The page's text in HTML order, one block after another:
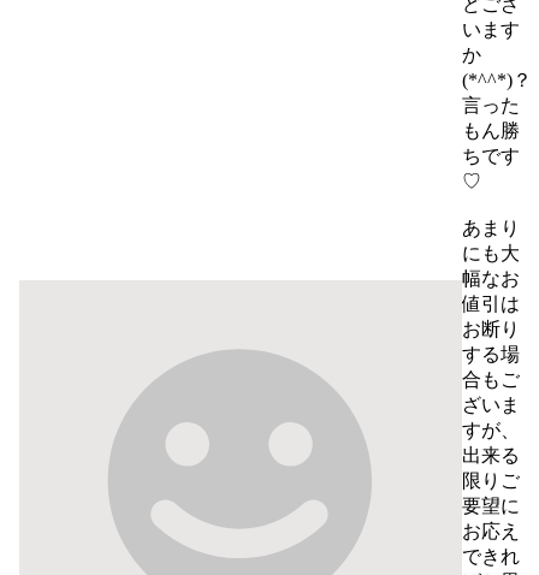
います
か
(*^^*)？
言った
もん勝
ちです
♡
あまり
にも大
幅なお
値引は
お断り
する場
合もご
ざいま
すが、
出来る
限りご
要望に
お応え
できれ